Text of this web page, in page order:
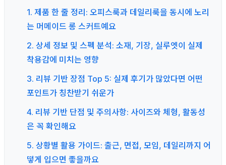
1. 제품 한 줄 정리: 오피스룩과 데일리룩을 동시에 노리
는 머메이드 롱 스커트예요
2. 상세 정보 및 스펙 분석: 소재, 기장, 실루엣이 실제
착용감에 미치는 영향
3. 리뷰 기반 장점 Top 5: 실제 후기가 많았다면 어떤
포인트가 칭찬받기 쉬운가
4. 리뷰 기반 단점 및 주의사항: 사이즈와 체형, 활동성
은 꼭 확인해요
5. 상황별 활용 가이드: 출근, 면접, 모임, 데일리까지 어
떻게 입으면 좋을까요